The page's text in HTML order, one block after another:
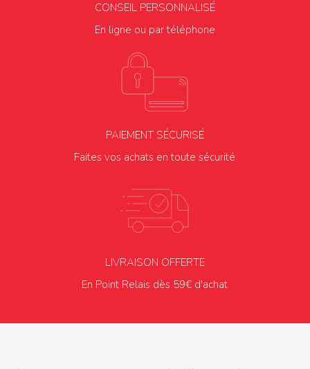
CONSEIL PERSONNALISÉ
En ligne ou par téléphone
PAIEMENT SÉCURISÉ
Faites vos achats en toute sécurité
LIVRAISON OFFERTE
En Point Relais dès 59€ d'achat